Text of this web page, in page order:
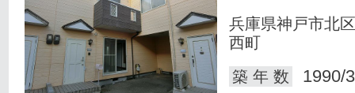
兵庫県神戸市北
西町
築 年 数
1990/